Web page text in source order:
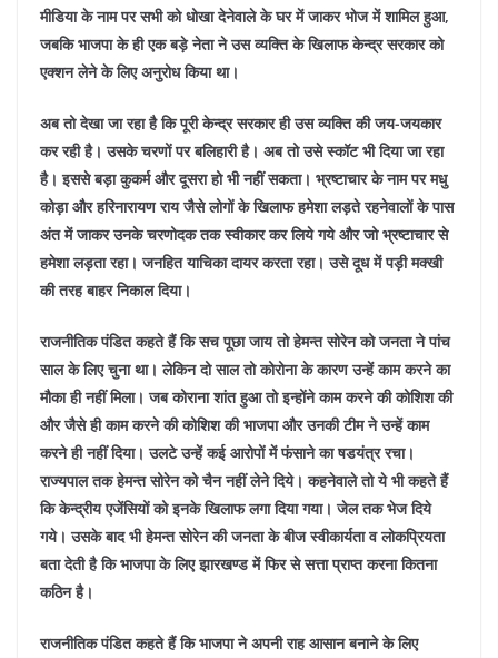
मीडिया के नाम पर सभी को धोखा देनेवाले के घर में जाकर भोज में शामिल हुआ,
जबकि भाजपा के ही एक बड़े नेता ने उस व्यक्ति के खिलाफ केन्द्र सरकार को
एक्शन लेने के लिए अनुरोध किया था।
अब तो देखा जा रहा है कि पूरी केन्द्र सरकार ही उस व्यक्ति की जय-जयकार
कर रही है। उसके चरणों पर बलिहारी है। अब तो उसे स्कॉट भी दिया जा रहा
है। इससे बड़ा कुकर्म और दूसरा हो भी नहीं सकता। भ्रष्टाचार के नाम पर मधु
कोड़ा और हरिनारायण राय जैसे लोगों के खिलाफ हमेशा लड़ते रहनेवालों के पास
अंत में जाकर उनके चरणोदक तक स्वीकार कर लिये गये और जो भ्रष्टाचार से
हमेशा लड़ता रहा। जनहित याचिका दायर करता रहा। उसे दूध में पड़ी मक्खी
की तरह बाहर निकाल दिया।
राजनीतिक पंडित कहते हैं कि सच पूछा जाय तो हेमन्त सोरेन को जनता ने पांच
साल के लिए चुना था। लेकिन दो साल तो कोरोना के कारण उन्हें काम करने का
मौका ही नहीं मिला। जब कोराना शांत हुआ तो इन्होंने काम करने की कोशिश की
और जैसे ही काम करने की कोशिश की भाजपा और उनकी टीम ने उन्हें काम
करने ही नहीं दिया। उलटे उन्हें कई आरोपों में फंसाने का षडयंत्र रचा।
राज्यपाल तक हेमन्त सोरेन को चैन नहीं लेने दिये। कहनेवाले तो ये भी कहते हैं
कि केन्द्रीय एजेंसियों को इनके खिलाफ लगा दिया गया। जेल तक भेज दिये
गये। उसके बाद भी हेमन्त सोरेन की जनता के बीज स्वीकार्यता व लोकप्रियता
बता देती है कि भाजपा के लिए झारखण्ड में फिर से सत्ता प्राप्त करना कितना
कठिन है।
राजनीतिक पंडित कहते हैं कि भाजपा ने अपनी राह आसान बनाने के लिए